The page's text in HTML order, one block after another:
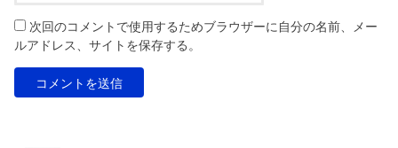
次回のコメントで使用するためブラウザーに自分の名前、メー
ルアドレス、サイトを保存する。